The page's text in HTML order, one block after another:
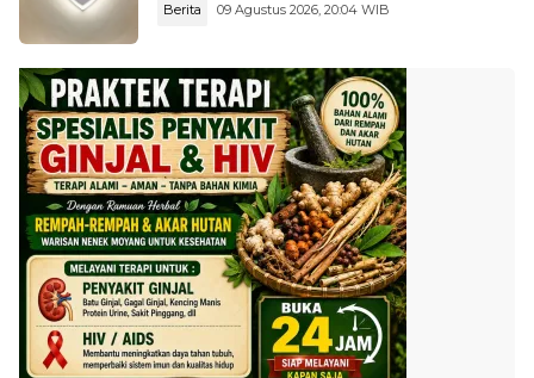
Berita 09 Agustus 2026, 20:04 WIB